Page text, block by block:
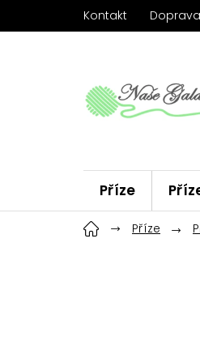
Kontakt Doprava
Příze
HáčkyPříze